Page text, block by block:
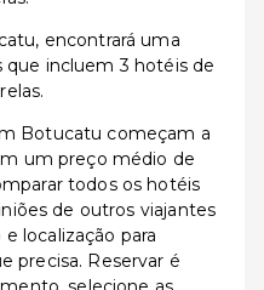
encontrará uma
que incluem 3 hotéis de
Botucatu começam a
um preço médio de
todos os hotéis
de outros viajantes
localização para
precisa. Reservar é